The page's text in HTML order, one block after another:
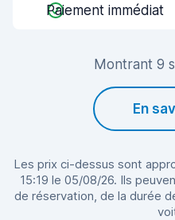
Paiement immédiat
Montrant 9
En
Les prix ci-dessus sont
15:19 le 05/08/26. Ils
de réservation, de la durée